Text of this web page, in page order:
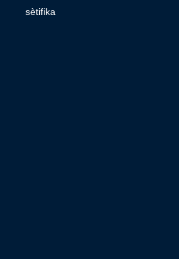
sètifika